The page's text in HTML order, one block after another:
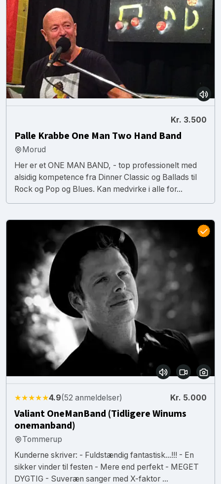
Kr. 3.500
Palle Krabbe One Man Two Hand Band
Morud
Her er et ONE MAN BAND, - top professionelt med
alsidig kompetence fra Dinner Classic og Ballads til
Rock og Pop og Blues. Kan medvirke i alle for...
★★★★★4.9(52 anmeldelser) Kr. 5.000
Valiant OneManBand (Tidligere Winums
onemanband)
Tommerup
Kunderne skriver: - Fuldstændig fantastisk...!!! - En
sikker vinder til festen - Mere end perfekt - MEGET
DYGTIG - Suveræn sanger med X-faktor ...